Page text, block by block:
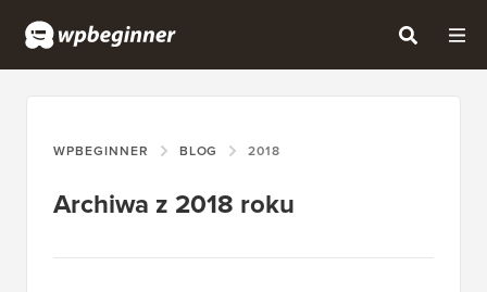
WPBEGINNER BLOG 2018
Archiwa z 2018 roku